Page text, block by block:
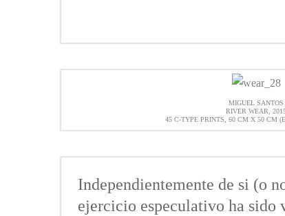
MIGUEL SANTOS
RIVER WEAR,
45 C-TYPE PRINTS, 60 CM X 50 CM
Independientemente de si (o
ejercicio especulativo ha sido